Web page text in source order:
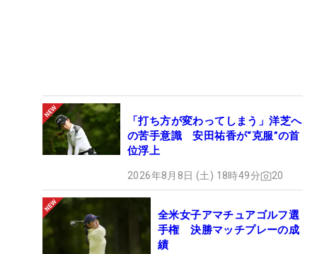
「打ち方が変わってしまう」洋芝へ
の苦手意識 安田祐香が“克服”の首
位浮上
2026年8月8日 (土) 18時49分 20
全米女子アマチュアゴルフ選
手権 決勝マッチプレーの成
績